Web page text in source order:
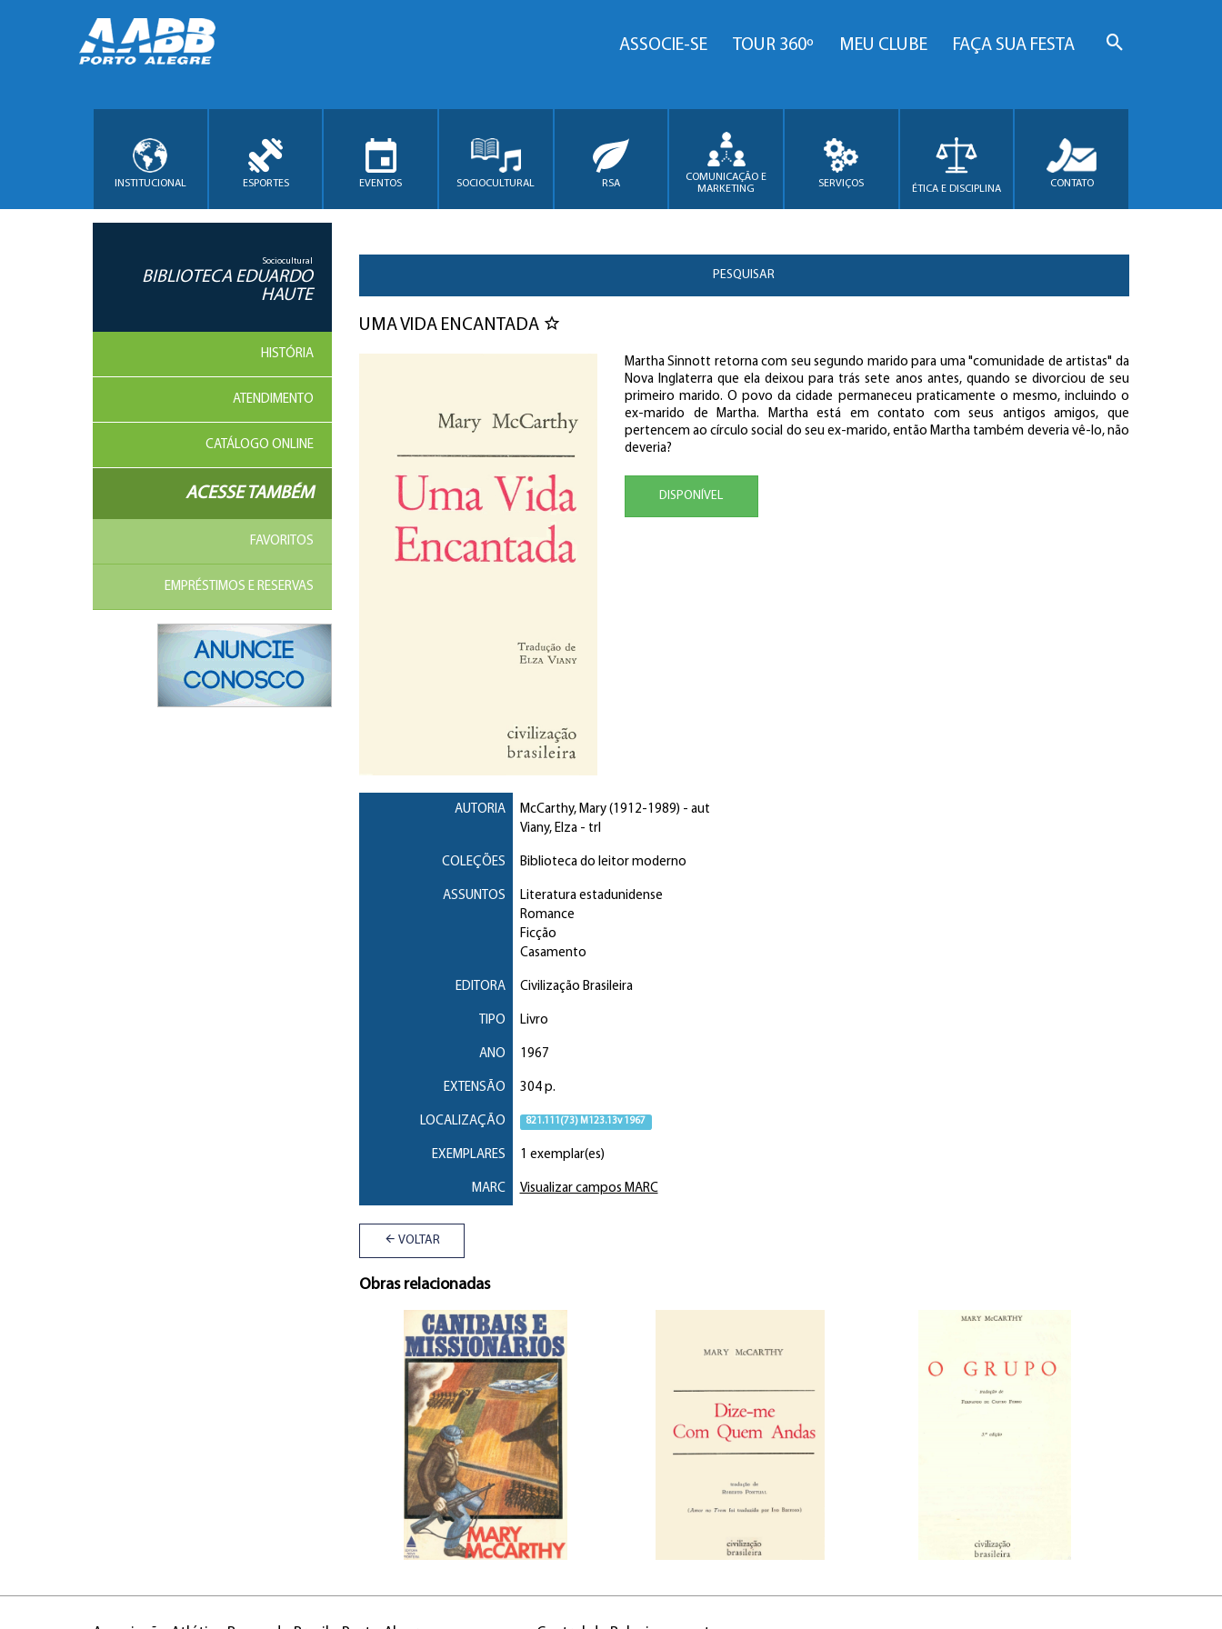
ASSOCIE-SE TOUR 360º MEU CLUBE FAÇA SUA FESTA
INSTITUCIONAL ESPORTES EVENTOS SOCIOCULTURAL RSA
COMUNICAÇÃO E
MARKETING
SERVIÇOS ÉTICA E DISCIPLINA CONTATO
Sociocultural
BIBLIOTECA EDUARDO
HAUTE
HISTÓRIA
ATENDIMENTO
CATÁLOGO ONLINE
ACESSE TAMBÉM
FAVORITOS
EMPRÉSTIMOS E RESERVAS
PESQUISAR
UMA VIDA ENCANTADA
Martha Sinnott retorna com seu segundo marido para uma "comunidade de artistas" da
Nova Inglaterra que ela deixou para trás sete anos antes, quando se divorciou de seu
primeiro marido. O povo da cidade permaneceu praticamente o mesmo, incluindo o
ex-marido de Martha. Martha está em contato com seus antigos amigos, que
pertencem ao círculo social do seu ex-marido, então Martha também deveria vê-lo, não
deveria?
DISPONÍVEL
AUTORIA McCarthy, Mary(1912-1989) - aut
Viany, Elza- trl
COLEÇÕES Biblioteca do leitor moderno
ASSUNTOS
Literatura estadunidense
Romance
Ficção
Casamento
EDITORA Civilização Brasileira
TIPO Livro
ANO 1967
EXTENSÃO 304 p.
LOCALIZAÇÃO 821.111(73) M123.13v 1967
EXEMPLARES 1 exemplar(es)
MARC Visualizar campos MARC
VOLTAR
Obras relacionadas